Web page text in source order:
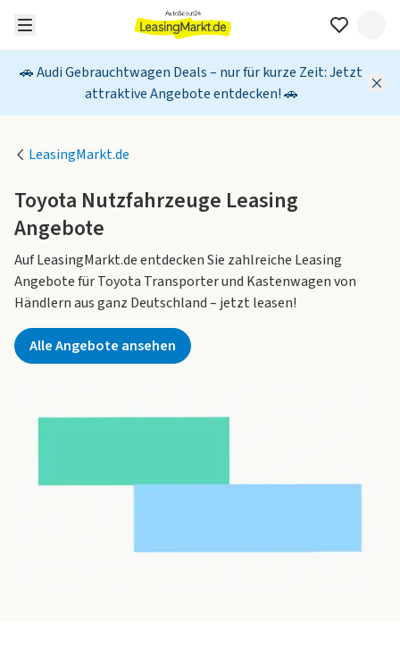
🚗 Audi Gebrauchtwagen Deals – nur für kurze Zeit: Jetzt
attraktive Angebote entdecken! 🚗
LeasingMarkt.de
Toyota Nutzfahrzeuge Leasing
Angebote
Auf LeasingMarkt.de entdecken Sie zahlreiche Leasing
Angebote für Toyota Transporter und Kastenwagen von
Händlern aus ganz Deutschland – jetzt leasen!
Alle Angebote ansehen